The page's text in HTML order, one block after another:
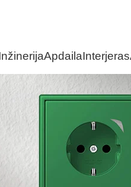
ApdailaInterjeras